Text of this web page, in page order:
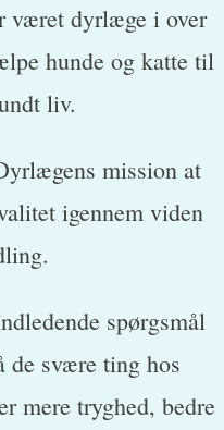
været dyrlæge i over
hunde og katte til
liv.
mission at
igennem viden
spørgsmål
de svære ting hos
mere tryghed, bedre